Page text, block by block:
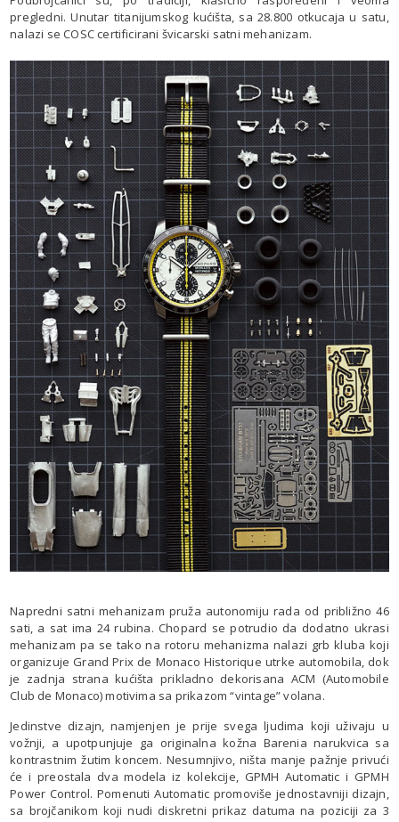
pregledni. Unutar titanijumskog kućišta, sa 28.800 otkucaja u satu,
nalazi se COSC certificirani švicarski satni mehanizam.
Napredni satni mehanizam pruža autonomiju rada od približno 46
sati, a sat ima 24 rubina. Chopard se potrudio da dodatno ukrasi
mehanizam pa se tako na rotoru mehanizma nalazi grb kluba koji
organizuje Grand Prix de Monaco Historique utrke automobila, dok
je zadnja strana kućišta prikladno dekorisana ACM (Automobile
Club de Monaco) motivima sa prikazom “vintage” volana.
Jedinstve dizajn, namjenjen je prije svega ljudima koji uživaju u
vožnji, a upotpunjuje ga originalna kožna Barenia narukvica sa
kontrastnim žutim koncem. Nesumnjivo, ništa manje pažnje privući
će i preostala dva modela iz kolekcije, GPMH Automatic i GPMH
Power Control. Pomenuti Automatic promoviše jednostavniji dizajn,
sa brojčanikom koji nudi diskretni prikaz datuma na poziciji za 3